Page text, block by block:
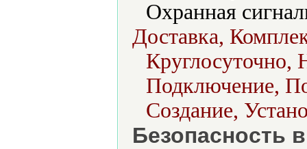
Охранная
Доставка,
Круглосуточно,
Подключение,
Создание,
Безопасность